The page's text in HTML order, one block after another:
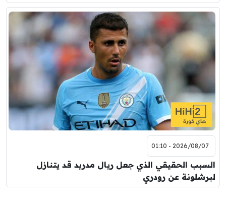
2026/08/07 - 01:10
السبب الحقيقي الذي جعل ريال مدريد قد يتنازل
لبرشلونة عن رودري